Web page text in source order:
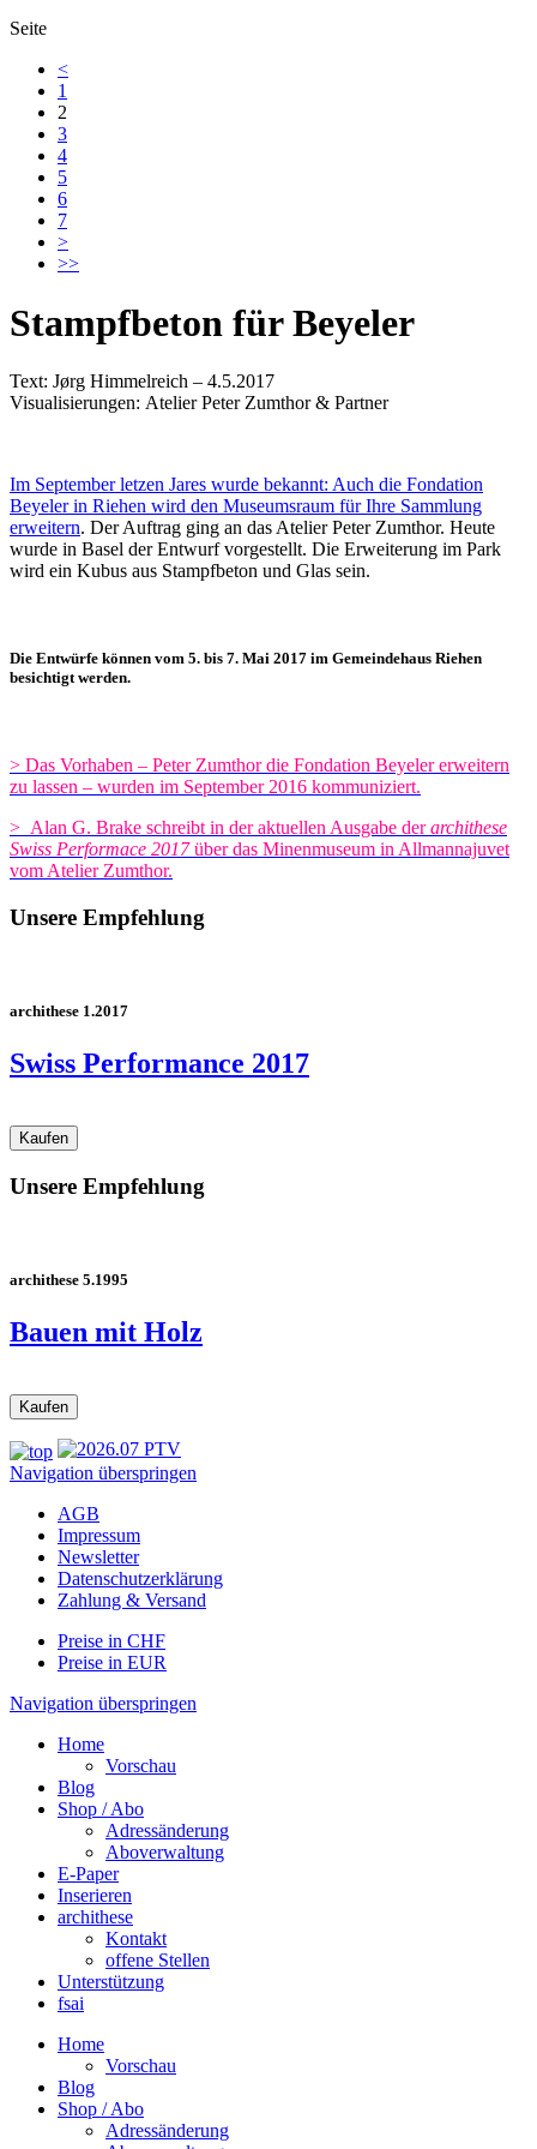
Seite
<
1
2
3
4
5
6
7
>
>>
Stampfbeton für Beyeler
Text: Jørg Himmelreich – 4.5.2017
Visualisierungen: Atelier Peter Zumthor & Partner
Im September letzen Jares wurde bekannt: Auch die Fondation
Beyeler in Riehen wird den Museumsraum für Ihre Sammlung
erweitern. Der Auftrag ging an das Atelier Peter Zumthor. Heute
wurde in Basel der Entwurf vorgestellt. Die Erweiterung im Park
wird ein Kubus aus Stampfbeton und Glas sein.
Die Entwürfe können vom 5. bis 7. Mai 2017 im Gemeindehaus Riehen
besichtigt werden.
> Das Vorhaben – Peter Zumthor die Fondation Beyeler erweitern
zu lassen – wurden im September 2016 kommuniziert.
> Alan G. Brake schreibt in der aktuellen Ausgabe derarchithese
Swiss Performace 2017über das Minenmuseum in Allmannajuvet
vom Atelier Zumthor.
Unsere Empfehlung
archithese 1.2017
Swiss Performance 2017
Unsere Empfehlung
archithese 5.1995
Bauen mit Holz
Navigation überspringen
AGB
Impressum
Newsletter
Datenschutzerklärung
Zahlung & Versand
Preise in CHF
Preise in EUR
Navigation überspringen
Home
Vorschau
Blog
Shop / Abo
Adressänderung
Aboverwaltung
E-Paper
Inserieren
archithese
Kontakt
offene Stellen
Unterstützung
fsai
Home
Vorschau
Blog
Shop / Abo
Adressänderung